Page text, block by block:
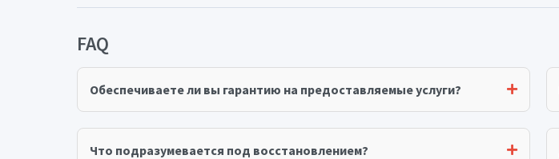
FAQ
Обеспечиваете ли вы гарантию на предоставляемые услуги?
Что подразумевается под восстановлением?